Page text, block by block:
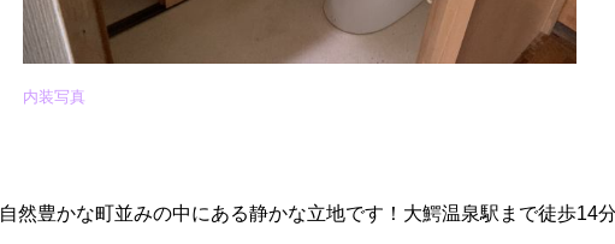
内装写真
自然豊かな町並みの中にある静かな立地です！大鰐温泉駅まで徒歩14分